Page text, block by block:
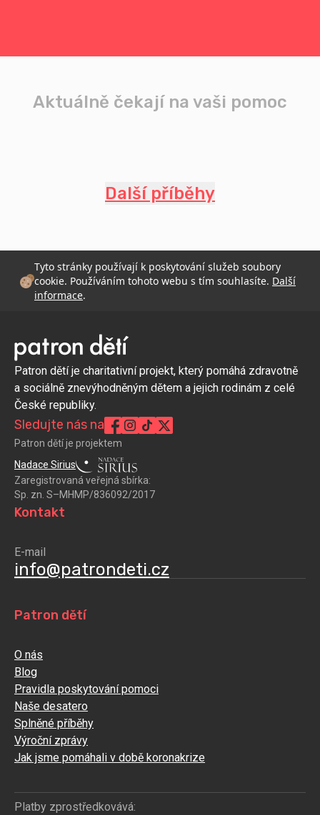
Aktuálně čekají na vaši pomoc
Další příběhy
Tyto stránky používají k poskytování služeb soubory
cookie. Používáním tohoto webu s tím souhlasíte. Další
informace.
Patron dětí je charitativní projekt, který pomáhá zdravotně
a sociálně znevýhodněným dětem a jejich rodinám z celé
České republiky.
Sledujte nás na
Patron dětí je projektem
Nadace Sirius
Zaregistrovaná veřejná sbírka:
Sp. zn. S–MHMP/836092/2017
Patron dětí
O nás
Blog
Pravidla poskytování pomoci
Naše desatero
Splněné příběhy
Výroční zprávy
Jak jsme pomáhali v době koronakrize
Kontakt
E-mail
info@patrondeti.cz
Platby zprostředkovává: